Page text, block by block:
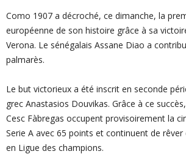
Como 1907 a décroché, ce dimanche, la
européenne de son histoire grâce à sa
Verona. Le sénégalais Assane Diao a
palmarès.
Le but victorieux a été inscrit en seconde
grec Anastasios Douvikas. Grâce à ce
Cesc Fàbregas occupent provisoirement la
Serie A avec 65 points et continuent de rêver
en Ligue des champions.